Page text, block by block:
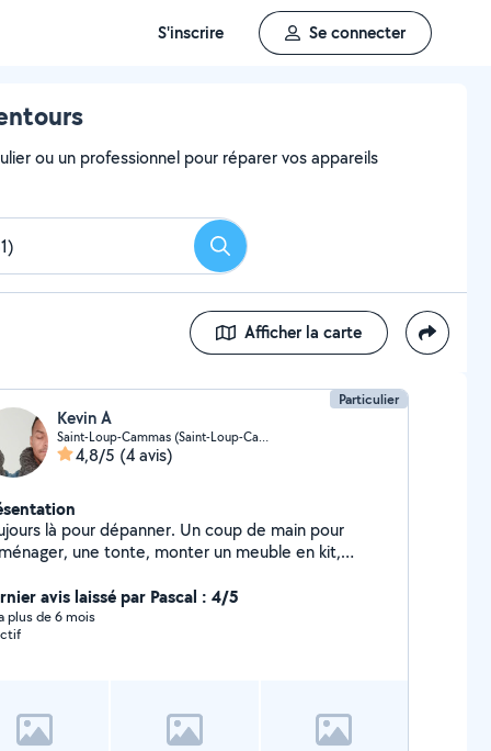
S'inscrire Se connecter
ou un professionnel pour réparer vos appareils
Rechercher
Afficher la carte
Particulier
Kevin A
Saint-Loup-Cammas (Saint-Loup-Cammas)
4,8/5 (4 avis)
là pour dépanner. Un coup de main pour
une tonte, monter un meuble en kit,
à la maison qui peux aussi être de bonne
pour tout chien agréable à vivre. Maîtrise
et de ses outils: retouche et montage
avis laissé par Pascal : 4/5
plus de 6 mois